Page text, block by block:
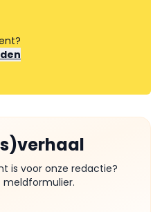
is voor onze redactie?